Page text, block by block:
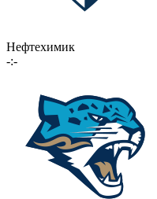
Нефтехимик
-:-